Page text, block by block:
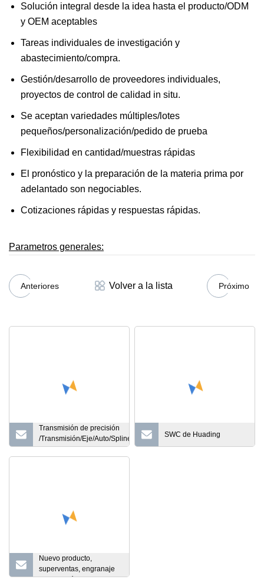
Solución integral desde la idea hasta el producto/ODM
y OEM aceptables
Tareas individuales de investigación y
abastecimiento/compra.
Gestión/desarrollo de proveedores individuales,
proyectos de control de calidad in situ.
Se aceptan variedades múltiples/lotes
pequeños/personalización/pedido de prueba
Flexibilidad en cantidad/muestras rápidas
El pronóstico y la preparación de la materia prima por
adelantado son negociables.
Cotizaciones rápidas y respuestas rápidas.
Parametros generales:
Anteriores Volver a la lista Próximo
Transmisión de precisión
/Transmisión/Eje/Auto/Spline/Piezas
de maquinaria/ Engranaje del rotor
Eje moleteado de mecanizado
SWC de Huading
Nuevo producto,
superventas, engranaje
de dirección de